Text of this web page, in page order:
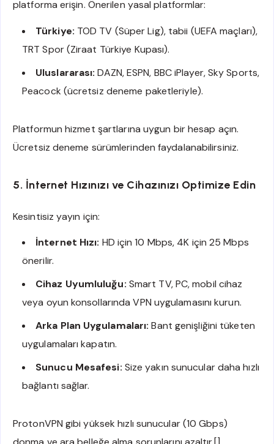
platforma erişin. Önerilen yasal platformlar:
Türkiye: TOD TV (Süper Lig), tabii (UEFA maçları),
TRT Spor (Ziraat Türkiye Kupası).
Uluslararası: DAZN, ESPN, BBC iPlayer, Sky Sports,
Peacock (ücretsiz deneme paketleriyle).
Platformun hizmet şartlarına uygun bir hesap açın.
Ücretsiz deneme sürümlerinden faydalanabilirsiniz.
5. İnternet Hızınızı ve Cihazınızı Optimize Edin
Kesintisiz yayın için:
İnternet Hızı: HD için 10 Mbps, 4K için 25 Mbps
önerilir.
Cihaz Uyumluluğu: Smart TV, PC, mobil cihaz
veya oyun konsollarında VPN uygulamasını kurun.
Arka Plan Uygulamaları: Bant genişliğini tüketen
uygulamaları kapatın.
Sunucu Mesafesi: Size yakın sunucular daha hızlı
bağlantı sağlar.
ProtonVPN gibi yüksek hızlı sunucular (10 Gbps)